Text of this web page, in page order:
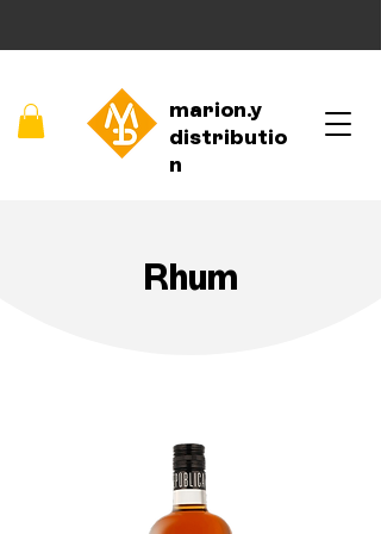
marion.y
distributio
n
Rhum